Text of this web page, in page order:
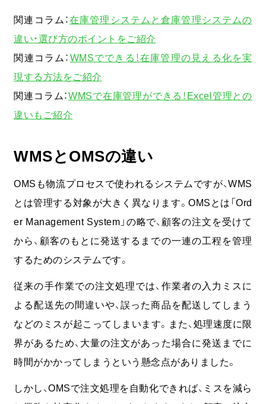
関連コラム：在庫管理システムと倉庫管理システムの
違い・選び方のポイントをご紹介
関連コラム： WMSでできる！在庫管理の見える化を実
現する方法をご紹介
関連コラム：WMSで在庫管理ができる！Excel管理との
違いもご紹介
WMSとOMSの違い
OMSも物流プロセスで使われるシステムですが、WMS
とは管理する対象が大きく異なります。OMSとは「Ord
er Management System」の略で、顧客の注文を受けて
から、顧客のもとに発送するまでの一連の工程を管理
するためのシステムです。
従来の手作業での注文処理では、作業者の入力ミスに
よる配送先の間違いや、誤った商品を配送してしまう
などのミスが起こってしまいます。また、処理速度に限
界があるため、大量の注文があった場合に発送までに
時間がかかってしまうという懸念点がありました。
しかし、OMSで注文処理を自動化できれば、ミスを減ら